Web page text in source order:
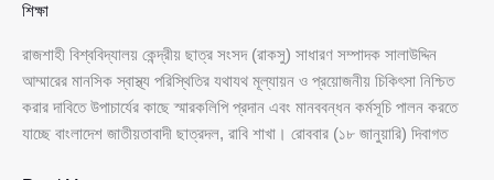
শিক্ষা
রাজশাহী বিশ্ববিদ্যালয় কেন্দ্রীয় ছাত্র সংসদ (রাকসু) সাধারণ সম্পাদক সালাউদ্দিন
আম্মারের মানসিক স্বাস্থ্য পরিস্থিতির যথাযথ মূল্যায়ন ও প্রয়োজনীয় চিকিৎসা নিশ্চিত
করার দাবিতে উপাচার্যের কাছে স্মারকলিপি প্রদান এবং মানববন্ধন কর্মসূচি পালন করতে
যাচ্ছে বাংলাদেশ জাতীয়তাবাদী ছাত্রদল, রাবি শাখা। রোববার (১৮ জানুয়ারি) দিবাগত